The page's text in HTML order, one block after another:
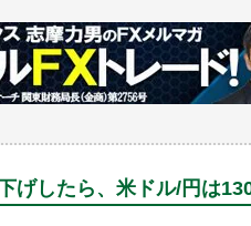
げしたら、米ドル/円は